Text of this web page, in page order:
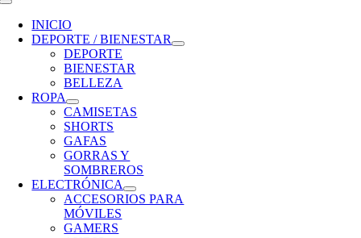
Toggle
Navigation
INICIO
DEPORTE / BIENESTAR
DEPORTE
BIENESTAR
BELLEZA
ROPA
CAMISETAS
SHORTS
GAFAS
GORRAS Y
SOMBREROS
ELECTRÓNICA
ACCESORIOS PARA
MÓVILES
GAMERS